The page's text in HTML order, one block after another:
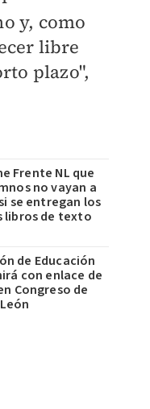
y, como
libre
plazo",
Frente NL que
no vayan a
se entregan los
libros de texto
de Educación
con enlace de
Congreso de